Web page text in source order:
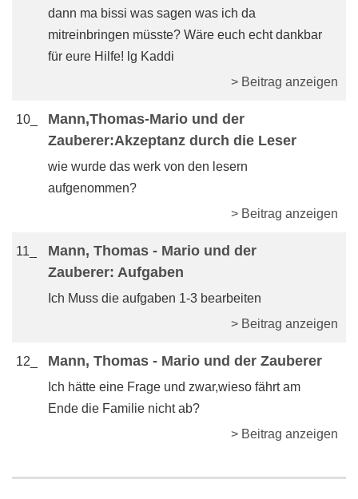
dann ma bissi was sagen was ich da
mitreinbringen müsste? Wäre euch echt dankbar
für eure Hilfe! lg Kaddi
> Beitrag anzeigen
10_
Mann,Thomas-Mario und der
Zauberer:Akzeptanz durch die Leser
wie wurde das werk von den lesern
aufgenommen?
> Beitrag anzeigen
11_
Mann, Thomas - Mario und der
Zauberer: Aufgaben
Ich Muss die aufgaben 1-3 bearbeiten
> Beitrag anzeigen
12_ Mann, Thomas - Mario und der Zauberer
Ich hätte eine Frage und zwar,wieso fährt am
Ende die Familie nicht ab?
> Beitrag anzeigen